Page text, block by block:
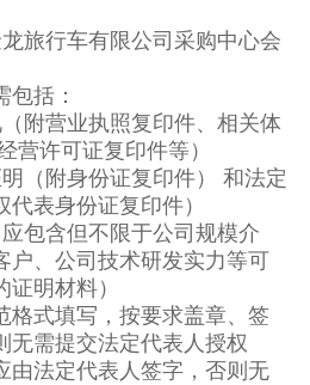
旅行车有限公司采购中心会
括：
附营业执照复印件、相关体
营许可证复印件等）
（附身份证复印件） 和法定
表身份证复印件）
包含但不限于公司规模介
户、公司技术研发实力等可
明材料）
格式填写，按要求盖章、签
无需提交法定代表人授权
由法定代表人签字，否则无